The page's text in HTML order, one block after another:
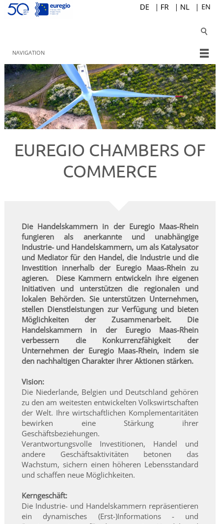
NAVIGATION
EUREGIO CHAMBERS OF
COMMERCE
Die Handelskammern in der Euregio Maas-Rhein
fungieren als anerkannte und unabhängige
Industrie- und Handelskammern, um als Katalysator
und Mediator für den Handel, die Industrie und die
Investition innerhalb der Euregio Maas-Rhein zu
agieren. Diese Kammern entwickeln ihre eigenen
Initiativen und unterstützen die regionalen und
lokalen Behörden. Sie unterstützen Unternehmen,
stellen Dienstleistungen zur Verfügung und bieten
Möglichkeiten der Zusammenarbeit. Die
Handelskammern in der Euregio Maas-Rhein
verbessern die Konkurrenzfähigkeit der
Unternehmen der Euregio Maas-Rhein, indem sie
den nachhaltigen Charakter ihrer Aktionen stärken.
Vision:
Die Niederlande, Belgien und Deutschland gehören
zu den am weitesten entwickelten Volkswirtschaften
der Welt. Ihre wirtschaftlichen Komplementaritäten
bewirken eine Stärkung ihrer
Geschäftsbeziehungen.
Verantwortungsvolle Investitionen, Handel und
andere Geschäftsaktivitäten betonen das
Wachstum, sichern einen höheren Lebensstandard
und schaffen neue Möglichkeiten.
Kerngeschäft:
Die Industrie- und Handelskammern repräsentieren
ein dynamisches (Erst-)Informations - und